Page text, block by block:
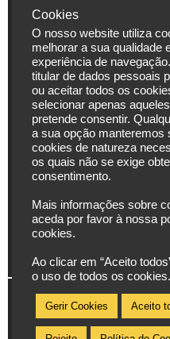
229 480
271
Fax. (+351)
229 480
272
*chamada
para rede
fixa
nacional
info@laserbuild.pt
Cookies
O nosso website utiliza
melhorar a sua qualidade
experiência de
titular de dados pessoais
ou aceitar todos os
selecionar apenas
pretende consentir.
a sua opção manteremos
cookies de natureza
os quais não se exige
consentimento.
Mais informações sobre
aceda por favor à nossa
cookies.
Ao clicar em “Aceito
o uso de todos os cookies.
Gerir Cookies Aceito